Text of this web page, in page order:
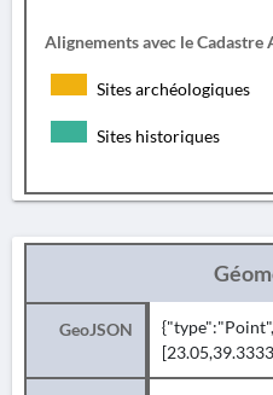
Alignements avec le Cadastre
Sites archéologiques
Sites historiques
GeoJSON